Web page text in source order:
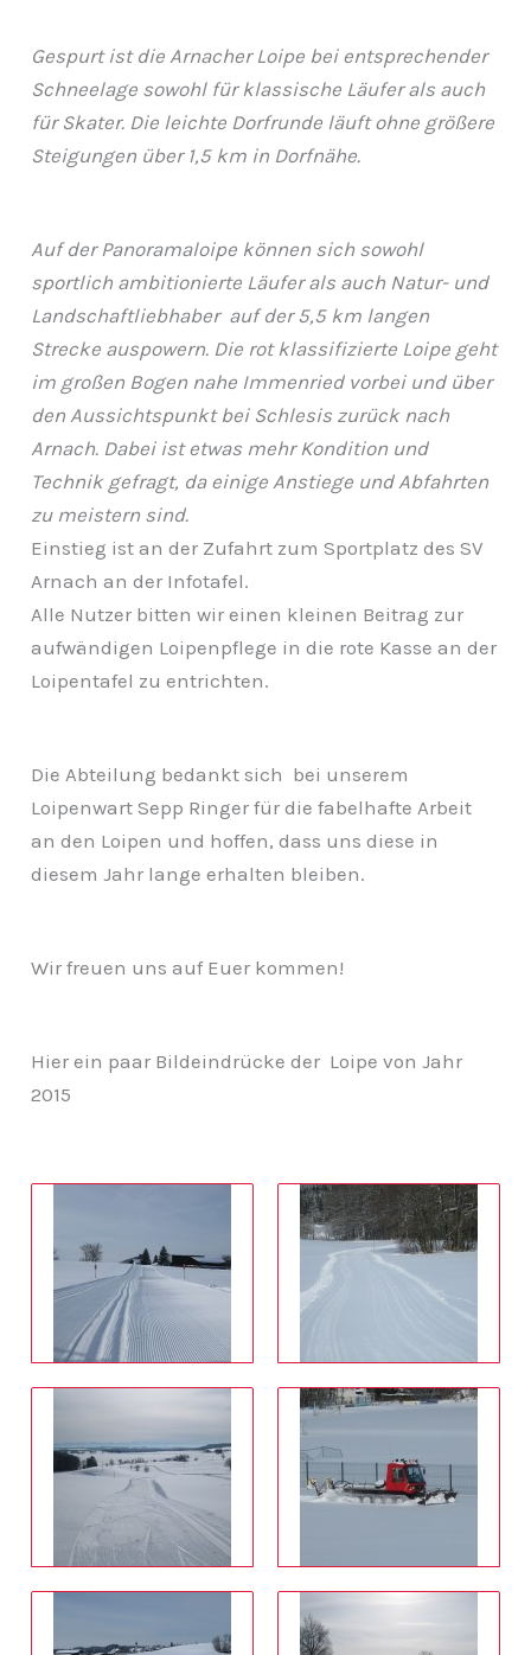
Gespurt ist die Arnacher Loipe bei entsprechender
Schneelage sowohl für klassische Läufer als auch
für Skater. Die leichte Dorfrunde läuft ohne größere
Steigungen über 1,5 km in Dorfnähe.
Auf der Panoramaloipe können sich sowohl
sportlich ambitionierte Läufer als auch Natur- und
Landschaftliebhaber auf der 5,5 km langen
Strecke auspowern. Die rot klassifizierte Loipe geht
im großen Bogen nahe Immenried vorbei und über
den Aussichtspunkt bei Schlesis zurück nach
Arnach. Dabei ist etwas mehr Kondition und
Technik gefragt, da einige Anstiege und Abfahrten
zu meistern sind.
Einstieg ist an der Zufahrt zum Sportplatz des SV
Arnach an der Infotafel.
Alle Nutzer bitten wir einen kleinen Beitrag zur
aufwändigen Loipenpflege in die rote Kasse an der
Loipentafel zu entrichten.
Die Abteilung bedankt sich bei unserem
Loipenwart Sepp Ringer für die fabelhafte Arbeit
an den Loipen und hoffen, dass uns diese in
diesem Jahr lange erhalten bleiben.
Wir freuen uns auf Euer kommen!
Hier ein paar Bildeindrücke der Loipe von Jahr
2015